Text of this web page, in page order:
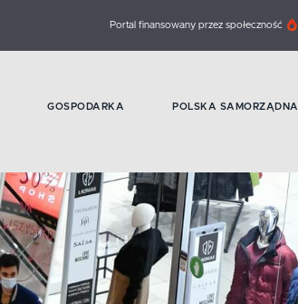
Portal finansowany przez społeczność
GOSPODARKA POLSKA SAMORZĄDNA